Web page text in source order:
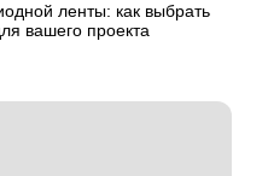
ленты: как выбрать
вашего проекта